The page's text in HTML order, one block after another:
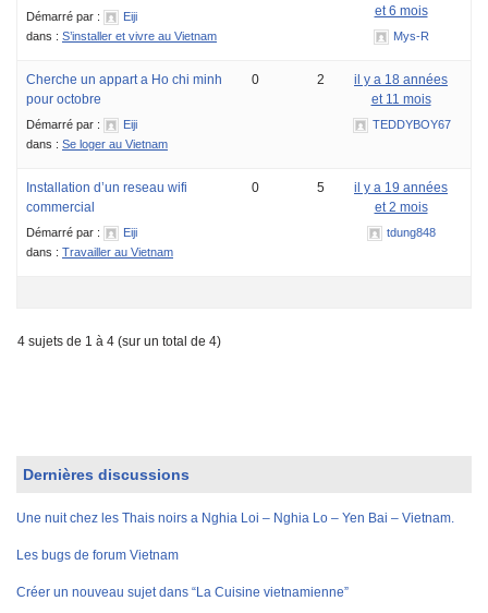
Démarré par :
Eiji
dans : S’installer et vivre au Vietnam
et 6 mois
Mys-R
Cherche un appart a Ho chi minh
pour octobre
Démarré par :
Eiji
dans : Se loger au Vietnam
0 2
il y a 18 années
et 11 mois
TEDDYBOY67
Installation d’un reseau wifi
commercial
Démarré par :
Eiji
dans : Travailler au Vietnam
0 5
il y a 19 années
et 2 mois
tdung848
4 sujets de 1 à 4 (sur un total de 4)
Dernières discussions
Une nuit chez les Thais noirs a Nghia Loi – Nghia Lo – Yen Bai – Vietnam.
Les bugs de forum Vietnam
Créer un nouveau sujet dans “La Cuisine vietnamienne”